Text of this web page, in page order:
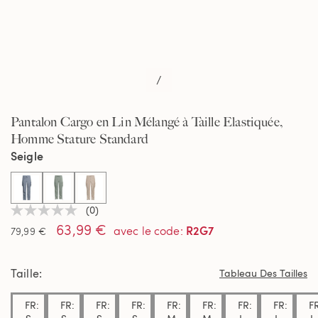
/
Pantalon Cargo en Lin Mélangé à Taille Elastiquée,
Homme Stature Standard
Aucune
valeur
de
sur
même
page.
(0)
79,99 €
63,99 € avec le code: R2G7
Seigle
selected
Taille Tableau Des Tailles
FR:
FR:
FR:
FR:
FR:
FR:
FR:
FR: